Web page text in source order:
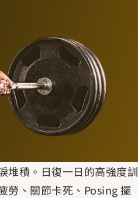
堆積。日復一日的高強度訓
勞、關節卡死、Posing 擺